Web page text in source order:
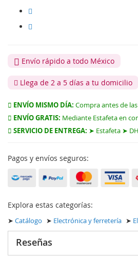
Envío rápido a todo México
Llega de 2 a 5 días a tu domicilio
ENVÍO MISMO DÍA: Compra antes de
ENVÍO GRATIS: Mediante Estafeta en
SERVICIO DE ENTREGA: ➤ Estafeta ➤
Pagos y envíos seguros:
Explora estas categorías:
➤ Catálogo ➤ Electrónica y ferretería ➤
Reseñas